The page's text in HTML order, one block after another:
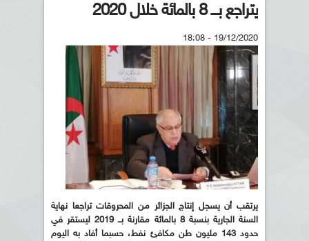
يتراجع بـــ 8 بالمائة خلال 2020
19/12/2020 - 18:08
يرتقب أن يسجل إنتاج الجزائر من المحروقات تراجعا نهاية
السنة الجارية بنسبة 8 بالمائة مقارنة بــ 2019 ليستقر في
حدود 143 مليون طن مكافئ نفط، حسبما أفاد به اليوم